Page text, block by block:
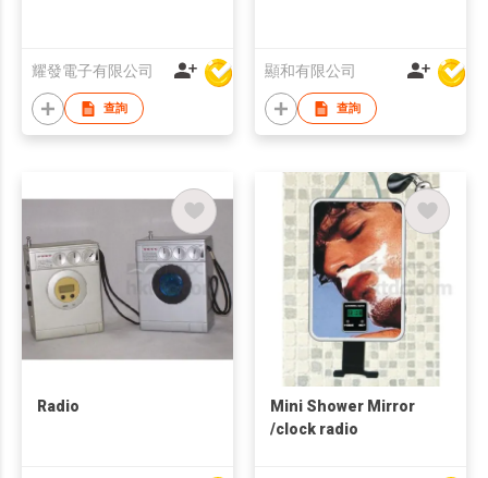
耀發電子有限公司
查詢
顯和有限公司
查詢
Radio
Mini Shower Mirror
/clock radio